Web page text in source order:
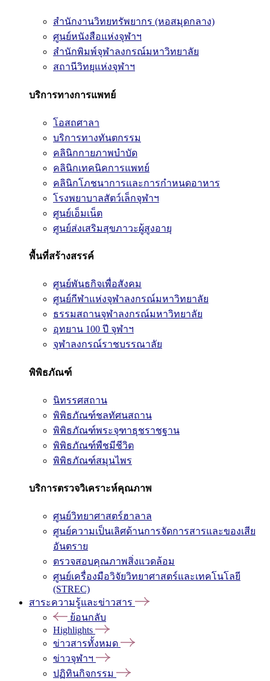
สำนักงานวิทยทรัพยากร (หอสมุดกลาง)
ศูนย์หนังสือแห่งจุฬาฯ
สำนักพิมพ์จุฬาลงกรณ์มหาวิทยาลัย
สถานีวิทยุแห่งจุฬาฯ
บริการทางการแพทย์
โอสถศาลา
บริการทางทันตกรรม
คลินิกกายภาพบำบัด
คลินิกเทคนิคการแพทย์
คลินิกโภชนาการและการกำหนดอาหาร
โรงพยาบาลสัตว์เล็กจุฬาฯ
ศูนย์เอ็มเน็ต
ศูนย์ส่งเสริมสุขภาวะผู้สูงอายุ
พื้นที่สร้างสรรค์
ศูนย์พันธกิจเพื่อสังคม
ศูนย์กีฬาแห่งจุฬาลงกรณ์มหาวิทยาลัย
ธรรมสถานจุฬาลงกรณ์มหาวิทยาลัย
อุทยาน 100 ปี จุฬาฯ
จุฬาลงกรณ์ราชบรรณาลัย
พิพิธภัณฑ์
นิทรรศสถาน
พิพิธภัณฑ์ชลทัศนสถาน
พิพิธภัณฑ์พระจุฑาธุชราชฐาน
พิพิธภัณฑ์พืชมีชีวิต
พิพิธภัณฑ์สมุนไพร
บริการตรวจวิเคราะห์คุณภาพ
ศูนย์วิทยาศาสตร์ฮาลาล
ศูนย์ความเป็นเลิศด้านการจัดการสารและของเสีย
อันตราย
ตรวจสอบคุณภาพสิ่งแวดล้อม
ศูนย์เครื่องมือวิจัยวิทยาศาสตร์และเทคโนโลยี
(STREC)
สาระความรู้และข่าวสาร
ย้อนกลับ
Highlights
ข่าวสารทั้งหมด
ข่าวจุฬาฯ
ปฏิทินกิจกรรม